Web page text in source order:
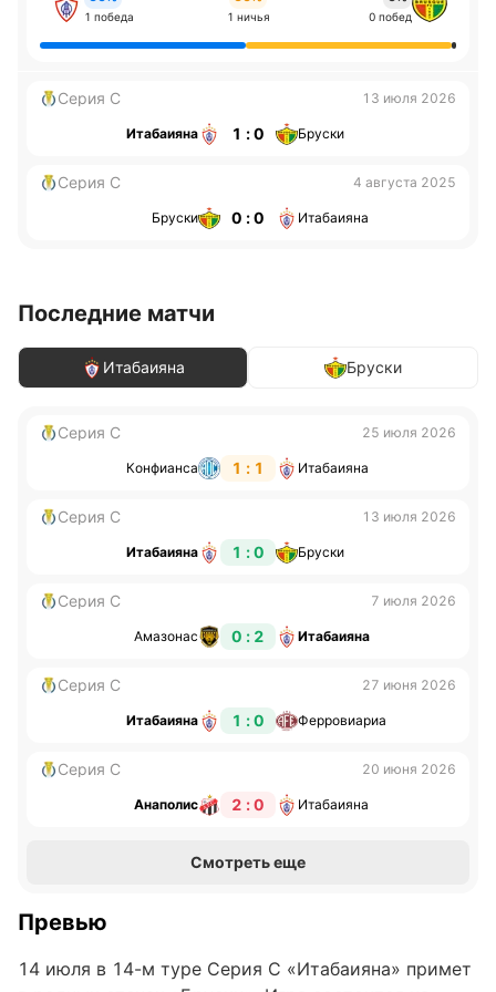
1 победа 1 ничья 0 побед
Серия С 13 июля 2026
Итабаияна 1 : 0 Бруски
Серия С 4 августа 2025
Бруски 0 : 0 Итабаияна
Последние матчи
Итабаияна Бруски
Серия С 25 июля 2026
Конфианса 1 : 1 Итабаияна
Серия С 13 июля 2026
Итабаияна 1 : 0 Бруски
Серия С 7 июля 2026
Амазонас 0 : 2 Итабаияна
Серия С 27 июня 2026
Итабаияна 1 : 0 Ферровиариа
Серия С 20 июня 2026
Анаполис 2 : 0 Итабаияна
Смотреть еще
Превью
14 июля в 14-м туре Серия С «Итабаияна» примет